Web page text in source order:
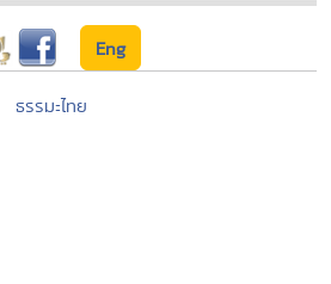
Eng
ธรรมะไทย